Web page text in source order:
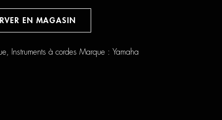
EN MAGASIN
Instruments à cordes Marque : Yamaha